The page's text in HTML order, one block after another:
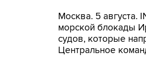
Москва. 5 августа.
морской блокады
судов, которые
Центральное